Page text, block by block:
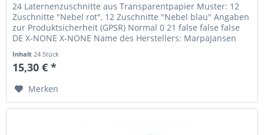
24 Laternenzuschnitte aus Transparentpapier Muster: 12
Zuschnitte "Nebel rot", 12 Zuschnitte "Nebel blau" Angaben
zur Produktsicherheit (GPSR) Normal 0 21 false false false
DE X-NONE X-NONE Name des Herstellers: MarpaJansen
Inhalt24 Stück
15,30 € *
Merken